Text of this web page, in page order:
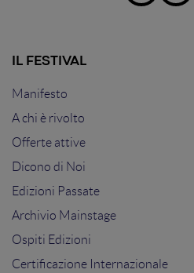
IL FESTIVAL
Manifesto
A chi è rivolto
Offerte attive
Dicono di Noi
Edizioni Passate
Archivio Mainstage
Ospiti Edizioni
Certificazione Internazionale